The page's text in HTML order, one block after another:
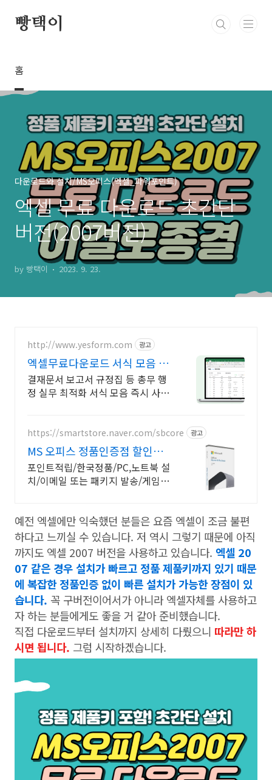
빵택이
홈
다운로드와 설치/MS오피스(엑셀_파워포인트)
엑셀 무료 다운로드 초간단
버전(2007버전)
by 빵택이 2023. 9. 23.
http://www.yesform.com 광고
엑셀무료다운로드 서식 모음 문
서 자동 편집
결재문서 보고서 규정집 등 총무 행
정 실무 최적화 서식 모음 즉시 사용
https://smartstore.naver.com/sbcore 광고
MS 오피스 정품인증점 할인적
립을 확인하세요!
포인트적립/한국정품/PC,노트북 설
치/이메일 또는 패키지 발송/게임용
예전 엑셀에만 익숙했던 분들은 요즘 엑셀이 조금 불편
하다고 느끼실 수 있습니다. 저 역시 그렇기 때문에 아직
까지도 엑셀 2007 버전을 사용하고 있습니다. 엑셀 20
07 같은 경우 설치가 빠르고 정품 제품키까지 있기 때문
에 복잡한 정품인증 없이 빠른 설치가 가능한 장점이 있
습니다. 꼭 구버전이어서가 아니라 엑셀자체를 사용하고
자 하는 분들에게도 좋을 거 같아 준비했습니다.
직접 다운로드부터 설치까지 상세히 다뤘으니 따라만 하
시면 됩니다. 그럼 시작하겠습니다.